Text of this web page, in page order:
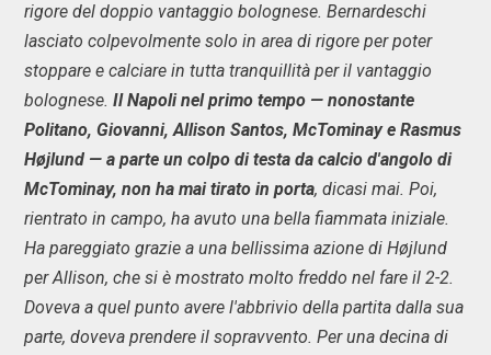
rigore del doppio vantaggio bolognese. Bernardeschi
lasciato colpevolmente solo in area di rigore per poter
stoppare e calciare in tutta tranquillità per il vantaggio
bolognese. Il Napoli nel primo tempo — nonostante
Politano, Giovanni, Allison Santos, McTominay e Rasmus
Højlund — a parte un colpo di testa da calcio d'angolo di
McTominay, non ha mai tirato in porta, dicasi mai. Poi,
rientrato in campo, ha avuto una bella fiammata iniziale.
Ha pareggiato grazie a una bellissima azione di Højlund
per Allison, che si è mostrato molto freddo nel fare il 2-2.
Doveva a quel punto avere l'abbrivio della partita dalla sua
parte, doveva prendere il sopravvento. Per una decina di